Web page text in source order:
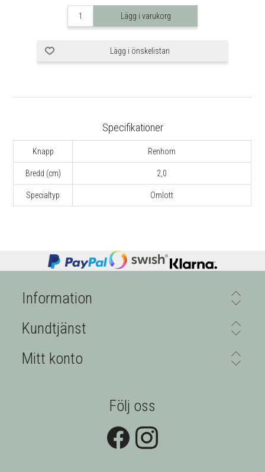
Lägg i varukorg
Lägg i önskelistan
Specifikationer
Knapp Renhorn
Bredd (cm) 2,0
Specialtyp Omlott
Information
Kundtjänst
Mitt konto
Följ oss